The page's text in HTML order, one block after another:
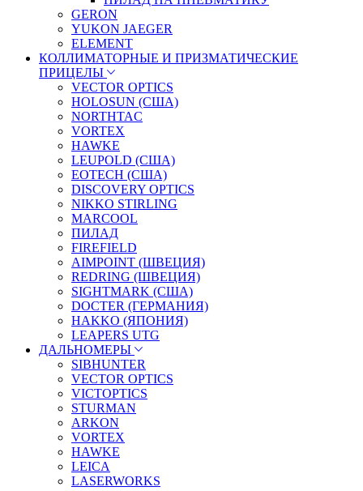
GERON
YUKON JAEGER
ELEMENT
КОЛЛИМАТОРНЫЕ И ПРИЗМАТИЧЕСКИЕ
ПРИЦЕЛЫ
VECTOR OPTICS
HOLOSUN (США)
NORTHTAC
VORTEX
HAWKE
LEUPOLD (США)
EOTECH (США)
DISCOVERY OPTICS
NIKKO STIRLING
MARCOOL
ПИЛАД
FIREFIELD
AIMPOINT (ШВЕЦИЯ)
REDRING (ШВЕЦИЯ)
SIGHTMARK (США)
DOCTER (ГЕРМАНИЯ)
HAKKO (ЯПОНИЯ)
LEAPERS UTG
ДАЛЬНОМЕРЫ
SIBHUNTER
VECTOR OPTICS
VICTOPTICS
STURMAN
ARKON
VORTEX
HAWKE
LEICA
LASERWORKS